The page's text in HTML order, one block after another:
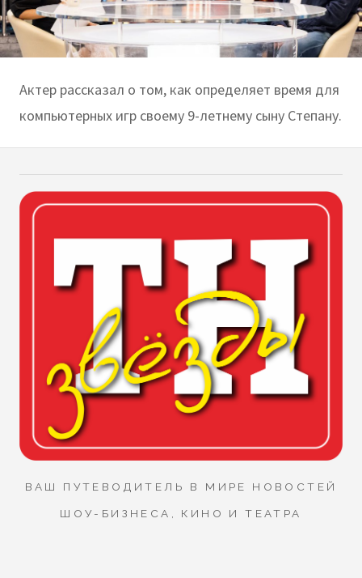
Актер рассказал о том, как определяет время для
компьютерных игр своему 9-летнему сыну Степану.
ВАШ ПУТЕВОДИТЕЛЬ В МИРЕ НОВОСТЕЙ
ШОУ-БИЗНЕСА, КИНО И ТЕАТРА